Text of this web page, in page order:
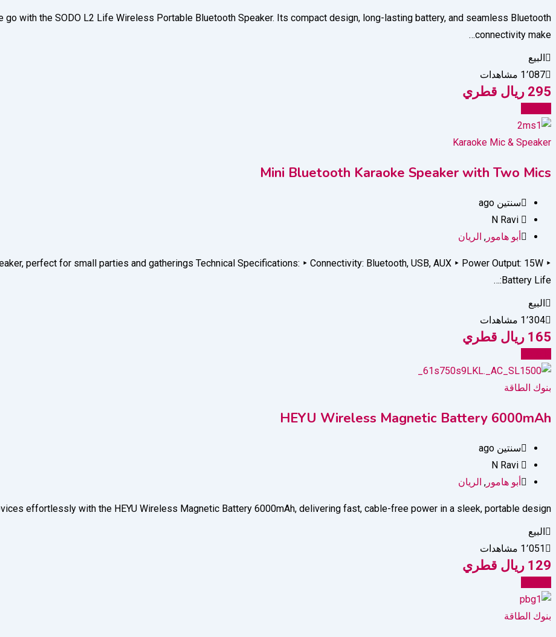
go with the SODO L2 Life Wireless Portable Bluetooth Speaker. Its compact design, long-lasting battery, and seamless Bluetooth
connectivity make…
البيع
1٬087 مشاهدات
295 ريال قطري
Karaoke Mic & Speaker
Mini Bluetooth Karaoke Speaker with Two Mics
سنتين ago
أبو هامور , الريان
perfect for small parties and gatherings Technical Specifications: ‣ Connectivity: Bluetooth, USB, AUX ‣ Power Output: 15W ‣
Battery Life:…
البيع
1٬304 مشاهدات
165 ريال قطري
بنوك الطاقة
HEYU Wireless Magnetic Battery 6000mAh
سنتين ago
أبو هامور , الريان
effortlessly with the HEYU Wireless Magnetic Battery 6000mAh, delivering fast, cable-free power in a sleek, portable design.
البيع
1٬051 مشاهدات
129 ريال قطري
بنوك الطاقة